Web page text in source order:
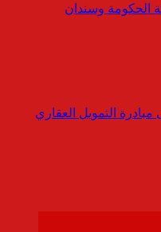
الحكومة وسندان
التمويل العقاري